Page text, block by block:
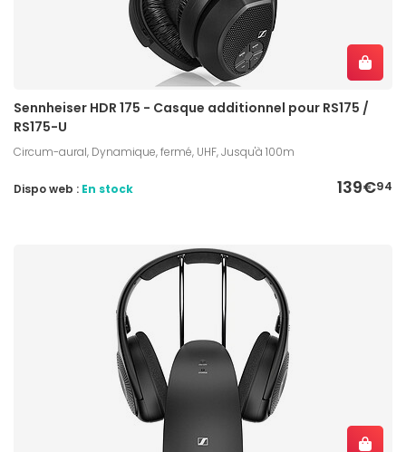
Sennheiser HDR 175 - Casque additionnel pour RS175 /
RS175-U
Circum-aural, Dynamique, fermé, UHF, Jusqu'à 100m
139€94
Dispo web : En stock